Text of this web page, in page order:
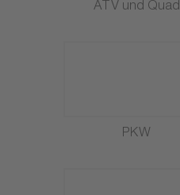
ATV und Quad
PKW